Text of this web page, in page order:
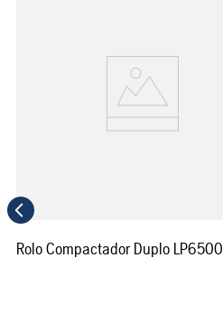
Rolo Compactador Duplo LP6500